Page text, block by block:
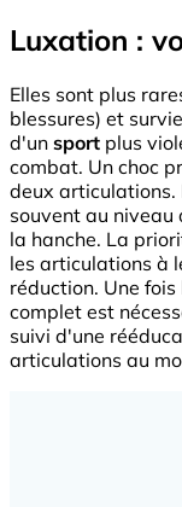
Luxation :
Elles sont plus
blessures) et
d'un sport plus
combat. Un choc
deux articulations.
souvent au niveau
la hanche. La
les articulations à
réduction. Une
complet est
suivi d'une
articulations au